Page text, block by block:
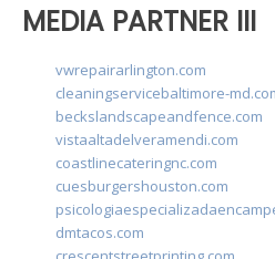
MEDIA PARTNER III
vwrepairarlington.com
cleaningservicebaltimore-
beckslandscapeandfence.com
vistaaltadelveramendi.com
coastlinecateringnc.com
cuesburgershouston.com
dmtacos.com